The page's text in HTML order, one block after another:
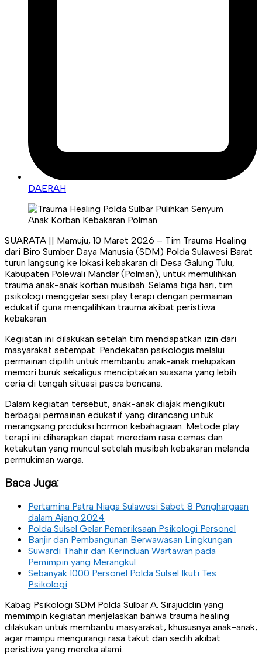
DAERAH
SUARATA || Mamuju, 10 Maret 2026 – Tim Trauma Healing
dari Biro Sumber Daya Manusia (SDM) Polda Sulawesi Barat
turun langsung ke lokasi kebakaran di Desa Galung Tulu,
Kabupaten Polewali Mandar (Polman), untuk memulihkan
trauma anak-anak korban musibah. Selama tiga hari, tim
psikologi menggelar sesi play terapi dengan permainan
edukatif guna mengalihkan trauma akibat peristiwa
kebakaran.
Kegiatan ini dilakukan setelah tim mendapatkan izin dari
masyarakat setempat. Pendekatan psikologis melalui
permainan dipilih untuk membantu anak-anak melupakan
memori buruk sekaligus menciptakan suasana yang lebih
ceria di tengah situasi pasca bencana.
Dalam kegiatan tersebut, anak-anak diajak mengikuti
berbagai permainan edukatif yang dirancang untuk
merangsang produksi hormon kebahagiaan. Metode play
terapi ini diharapkan dapat meredam rasa cemas dan
ketakutan yang muncul setelah musibah kebakaran melanda
permukiman warga.
Baca Juga:
Pertamina Patra Niaga Sulawesi Sabet 8 Penghargaan
dalam Ajang 2024
Polda Sulsel Gelar Pemeriksaan Psikologi Personel
Banjir dan Pembangunan Berwawasan Lingkungan
Suwardi Thahir dan Kerinduan Wartawan pada
Pemimpin yang Merangkul
Sebanyak 1000 Personel Polda Sulsel Ikuti Tes
Psikologi
Kabag Psikologi SDM Polda Sulbar A. Sirajuddin yang
memimpin kegiatan menjelaskan bahwa trauma healing
dilakukan untuk membantu masyarakat, khususnya anak-anak,
agar mampu mengurangi rasa takut dan sedih akibat
peristiwa yang mereka alami.